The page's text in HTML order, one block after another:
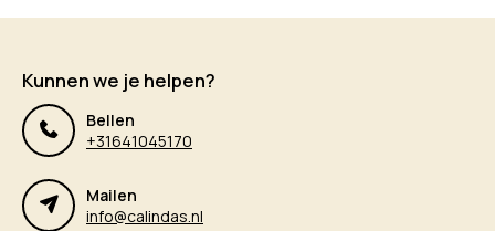
Kunnen we je helpen?
Bellen
+31641045170
Mailen
info@calindas.nl